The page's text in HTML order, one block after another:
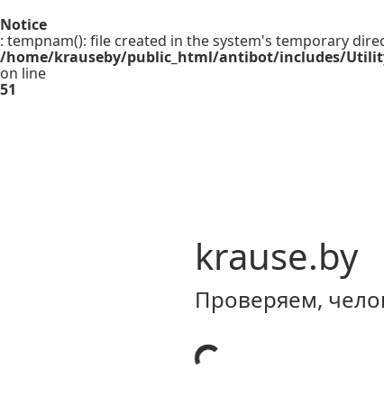
Notice
: tempnam(): file created in the system's temporary
/home/krauseby/public_html/antibot/includes/
on line
51
krause.by
Проверяем,